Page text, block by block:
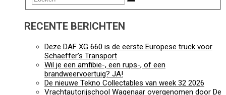
RECENTE BERICHTEN
Deze DAF XG 660 is de eerste Europese truck voor
Schaeffer’s Transport
Wil je een amfibie-, een rups-, of een
brandweervoertuig? JA!
De nieuwe Tekno Collectables van week 32 2026
Vrachtautorijschool Wagenaar overgenomen door De